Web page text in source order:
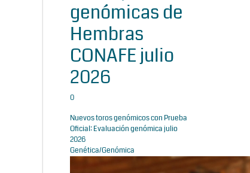
genómicas de
Hembras
CONAFE julio
2026
0
Nuevos toros genómicos con Prueba
Oficial: Evaluación genómica julio
2026
Genética/Genómica